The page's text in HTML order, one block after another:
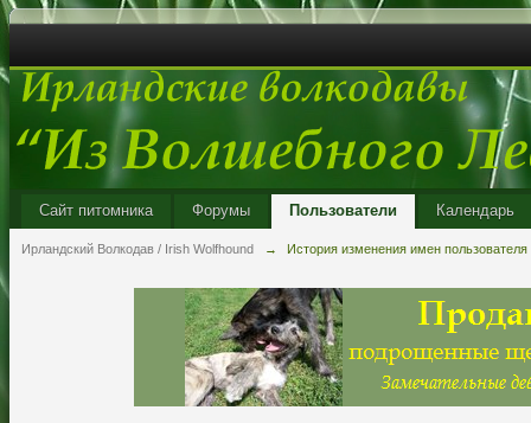
Сайт питомника Форумы Пользователи Календарь
Ирландский Волкодав / Irish Wolfhound → История изменения имен пользователя